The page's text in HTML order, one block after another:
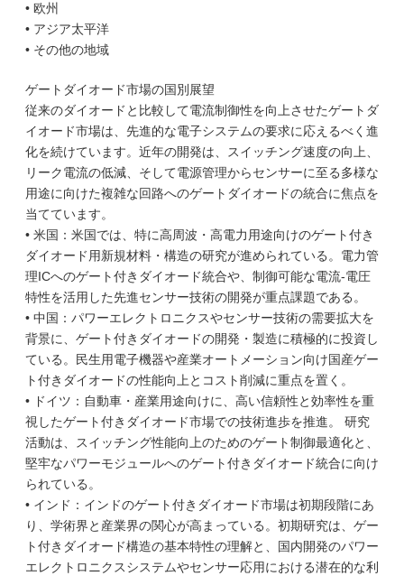
• 欧州
• アジア太平洋
• その他の地域
ゲートダイオード市場の国別展望
従来のダイオードと比較して電流制御性を向上させたゲートダ
イオード市場は、先進的な電子システムの要求に応えるべく進
化を続けています。近年の開発は、スイッチング速度の向上、
リーク電流の低減、そして電源管理からセンサーに至る多様な
用途に向けた複雑な回路へのゲートダイオードの統合に焦点を
当てています。
• 米国：米国では、特に高周波・高電力用途向けのゲート付き
ダイオード用新規材料・構造の研究が進められている。電力管
理ICへのゲート付きダイオード統合や、制御可能な電流-電圧
特性を活用した先進センサー技術の開発が重点課題である。
• 中国：パワーエレクトロニクスやセンサー技術の需要拡大を
背景に、ゲート付きダイオードの開発・製造に積極的に投資し
ている。民生用電子機器や産業オートメーション向け国産ゲー
ト付きダイオードの性能向上とコスト削減に重点を置く。
• ドイツ：自動車・産業用途向けに、高い信頼性と効率性を重
視したゲート付きダイオード市場での技術進歩を推進。 研究
活動は、スイッチング性能向上のためのゲート制御最適化と、
堅牢なパワーモジュールへのゲート付きダイオード統合に向け
られている。
• インド：インドのゲート付きダイオード市場は初期段階にあ
り、学術界と産業界の関心が高まっている。初期研究は、ゲー
ト付きダイオード構造の基本特性の理解と、国内開発のパワー
エレクトロニクスシステムやセンサー応用における潜在的な利